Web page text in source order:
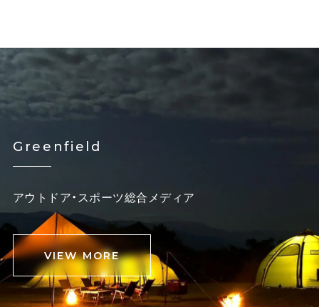
Greenfield
アウトドア・スポーツ総合メディア
VIEW MORE